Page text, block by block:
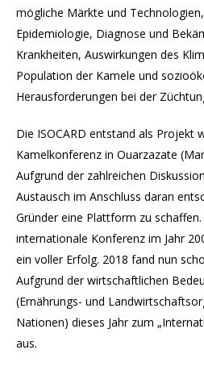
mögliche Märkte und
Epidemiologie, Diagnose und
Krankheiten, Auswirkungen des
Population der Kamele und
Herausforderungen bei der
Die ISOCARD entstand als Projekt
Kamelkonferenz in Ouarzazate
Aufgrund der zahlreichen
Austausch im Anschluss daran
Gründer eine Plattform zu
internationale Konferenz im Jahr
ein voller Erfolg. 2018 fand nun
Aufgrund der wirtschaftlichen
(Ernährungs- und
Nationen) dieses Jahr zum
aus.